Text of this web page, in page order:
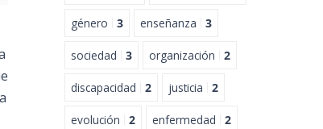
género 3 enseñanza 3
sociedad 3 organización 2
discapacidad 2 justicia 2
evolución 2 enfermedad 2